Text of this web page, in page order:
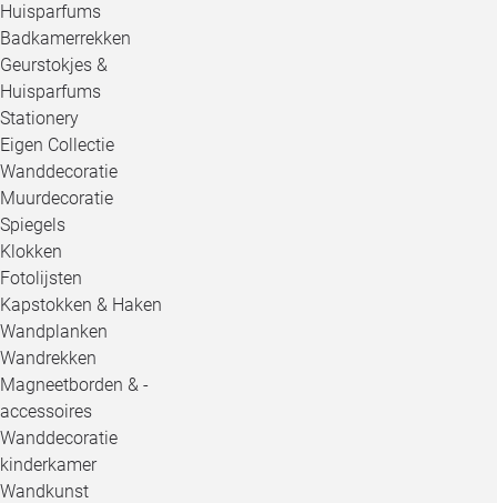
Huisparfums
Badkamerrekken
Geurstokjes &
Huisparfums
Stationery
Eigen Collectie
Wanddecoratie
Muurdecoratie
Spiegels
Klokken
Fotolijsten
Kapstokken & Haken
Wandplanken
Wandrekken
Magneetborden & -
accessoires
Wanddecoratie
kinderkamer
Wandkunst